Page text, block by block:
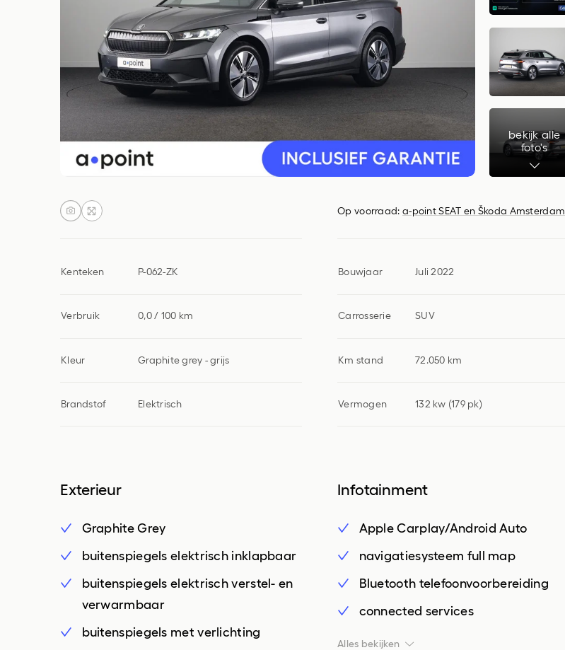
Vervangend vervoer
bekijk alle
foto's
Op voorraad: a-point SEAT en Škoda Amsterdam
Kenteken P-062-ZK Bouwjaar Juli 2022
Verbruik 0,0 / 100 km Carrosserie SUV
Kleur Graphite grey - grijs Km stand 72.050 km
Brandstof Elektrisch Vermogen 132 kw (179 pk)
Exterieur
Graphite Grey
buitenspiegels elektrisch inklapbaar
buitenspiegels elektrisch verstel- en
verwarmbaar
buitenspiegels met verlichting
Infotainment
Apple Carplay/Android Auto
navigatiesysteem full map
Bluetooth telefoonvoorbereiding
connected services
DAB ontvanger
Alles bekijken